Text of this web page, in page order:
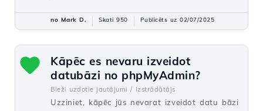
no Mark D. Skati 950 Publicēts uz 02/07/2025
Kāpēc es nevaru izveidot
datubāzi no phpMyAdmin?
Bieži uzdotie jautājumi / Izstrādātājs
Uzziniet, kāpēc jūs nevarat izveidot datu bāzi